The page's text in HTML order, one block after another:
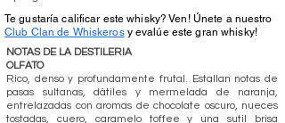
Te gustaría calificar este whisky? Ven! Únete a nuestro
Club Clan de Whiskerosy evalúe este gran whisky!
NOTAS DE LA DESTILERIA
OLFATO
Rico, denso y profundamente frutal. Estallan notas de
pasas sultanas, dátiles y mermelada de naranja,
entrelazadas con aromas de chocolate oscuro, nueces
tostadas, cuero, caramelo toffee y una sutil brisa